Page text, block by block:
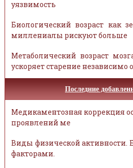
уязвимость
Биологический возраст как
миллениалы рискуют больше
Метаболический возраст
ускоряет старение
Последние
Медикаментозная коррекция
проявлений ме
Виды физической активности.
факторами.